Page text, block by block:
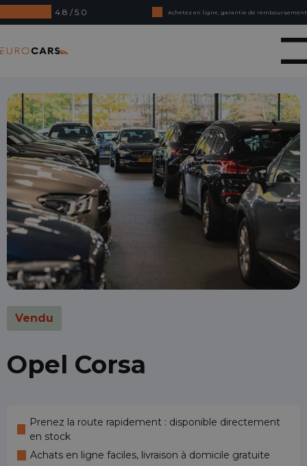
4.8 / 5.0
Achetez en ligne, garantie de remboursement
Crédit-bail - Acceptation en douceur
Vendu
Opel Corsa
Prenez la route rapidement : disponible directement
en stock
Achats en ligne faciles, livraison à domicile gratuite